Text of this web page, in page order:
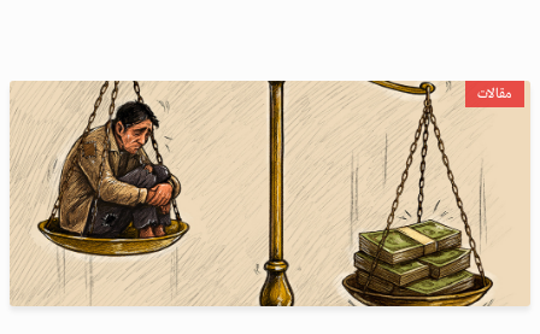
مقالات